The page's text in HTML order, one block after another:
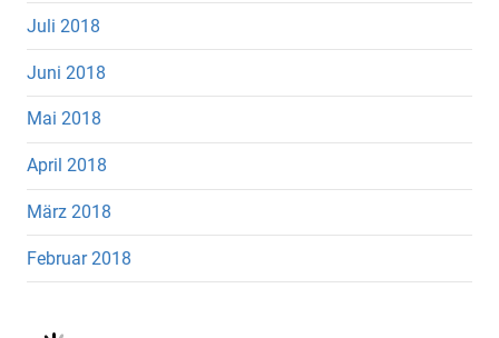
Juli 2018
Juni 2018
Mai 2018
April 2018
März 2018
Februar 2018